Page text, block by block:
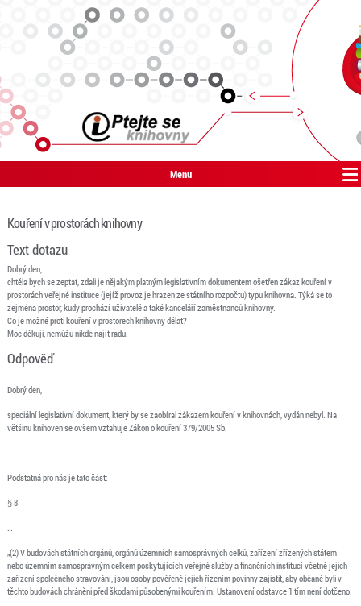
Menu
Kouření v prostorách knihovny
Text dotazu
Dobrý den,
chtěla bych se zeptat, zdali je nějakým platným legislativním dokumentem ošetřen zákaz kouření v
prostorách veřejné instituce (jejíž provoz je hrazen ze státního rozpočtu) typu knihovna. Týká se to
zejména prostor, kudy prochází uživatelé a také kanceláří zaměstnanců knihovny.
Co je možné proti kouření v prostorech knihovny dělat?
Moc děkuji, nemůžu nikde najít radu.
Odpověď
Dobrý den,
speciální legislativní dokument, který by se zaobíral zákazem kouření v knihovnách, vydán nebyl. Na
většinu knihoven se ovšem vztahuje Zákon o kouření 379/2005 Sb.
Podstatná pro nás je tato část:
§ 8
…
„(2) V budovách státních orgánů, orgánů územních samosprávných celků, zařízení zřízených státem
nebo územním samosprávným celkem poskytujících veřejné služby a finančních institucí včetně jejich
zařízení společného stravování, jsou osoby pověřené jejich řízením povinny zajistit, aby občané byli v
těchto budovách chráněni před škodami působenými kouřením. Ustanovení odstavce 1 tím není dotčeno.